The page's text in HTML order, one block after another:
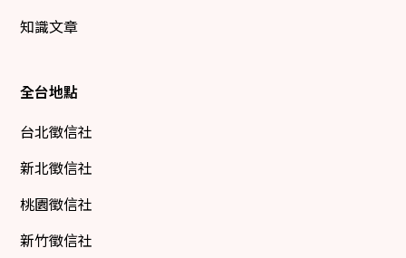
知識文章
全台地點
台北徵信社
新北徵信社
桃園徵信社
新竹徵信社